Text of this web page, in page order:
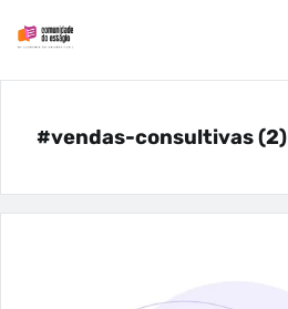
#vendas-consultivas (2)